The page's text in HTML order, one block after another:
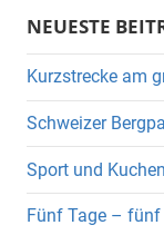
NEUESTE
Kurzstrecke am
Schweizer
Sport und
Fünf Tage – fünf